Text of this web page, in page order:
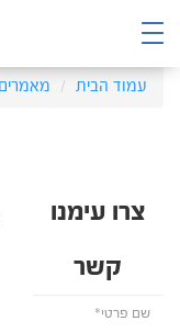
עמוד הבית מאמרים
צרו עימנו
קשר